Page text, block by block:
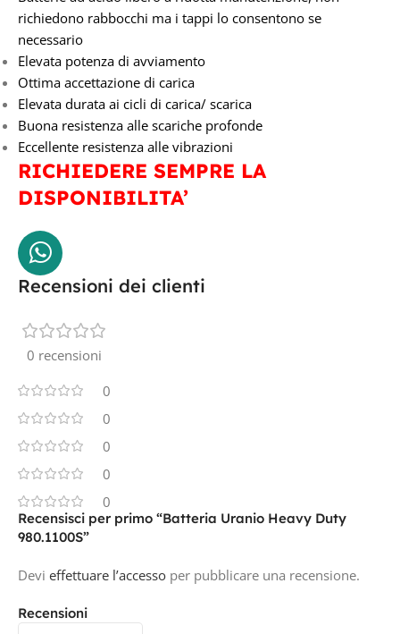
richiedono rabbocchi ma i tappi lo consentono se
necessario
Elevata potenza di avviamento
Ottima accettazione di carica
Elevata durata ai cicli di carica/ scarica
Buona resistenza alle scariche profonde
Eccellente resistenza alle vibrazioni
RICHIEDERE SEMPRE LA
DISPONIBILITA’
Recensioni dei clienti
0 recensioni
0
0
0
0
0
Recensioni
Recensisci per primo “Batteria Uranio Heavy Duty
980.1100S”
Devi effettuare l’accesso per pubblicare una recensione.